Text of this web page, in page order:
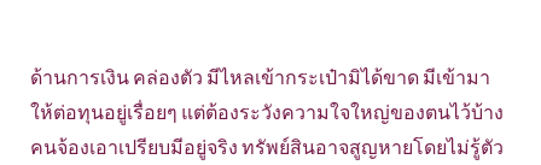
ด้านการเงิน คล่องตัว มีไหลเข้ากระเป๋ามิได้ขาด มีเข้ามา
ให้ต่อทุนอยู่เรื่อยๆ แต่ต้องระวังความใจใหญ่ของตนไว้บ้าง
คนจ้องเอาเปรียบมีอยู่จริง ทรัพย์สินอาจสูญหายโดยไม่รู้ตัว